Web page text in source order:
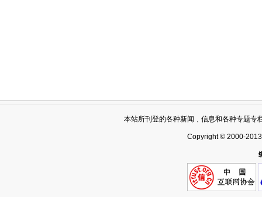
本站所刊登的各种新闻﹑信息和各种专题专
Copyright © 2000-